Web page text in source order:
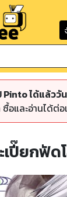
Pinto ได้แล้ววั
อและอ่านได้ต่
เปี๊ยกฟัด